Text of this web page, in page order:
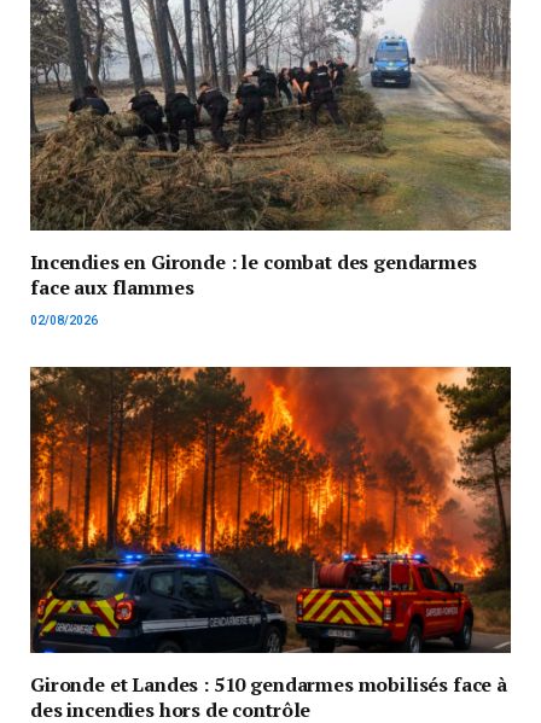
Incendies en Gironde : le combat des gendarmes
face aux flammes
02/08/2026
Gironde et Landes : 510 gendarmes mobilisés face à
des incendies hors de contrôle